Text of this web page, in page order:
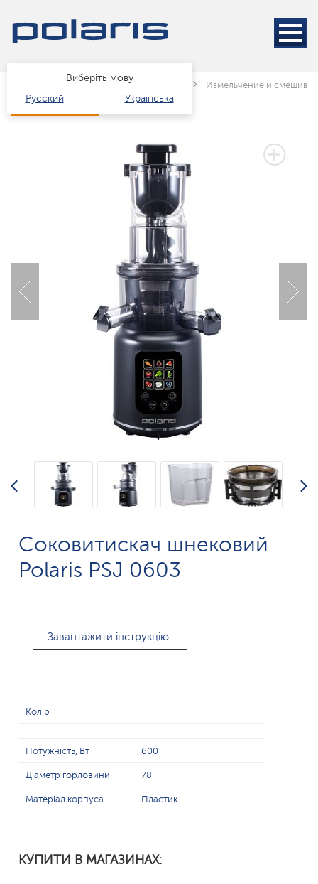
Виберіть мову
Русский
Українська
Каталог Техніка для кухні Измельчение и
2 РОКИ ГАРАНТІЇ
Соковитискач шнековий
Polaris PSJ 0603
Завантажити інструкцію
Колір
Потужність, Вт 600
Діаметр горловини 78
Матеріал корпуса Пластик
КУПИТИ В МАГАЗИНАХ: